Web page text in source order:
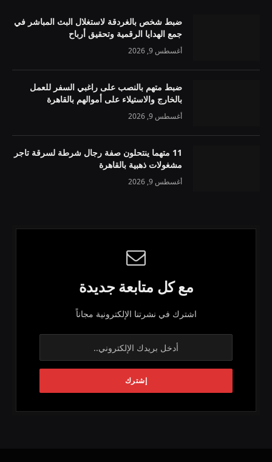
ضبط شخص بالغردقة لاستغلال البث المباشر في
جمع الهدايا الرقمية وتحقيق أرباح
أغسطس 9, 2026
ضبط متهم بالنصب على راغبي السفر للعمل
بالخارج والاستيلاء على أموالهم بالقاهرة
أغسطس 9, 2026
11 متهما ينتحلون صفة رجال شرطة لسرقة تاجر
مشغولات ذهبية بالقاهرة
أغسطس 9, 2026
مع كل متابعة جديدة
اشترك في نشرتنا الإلكترونية مجاناً